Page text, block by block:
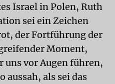
Israel in Polen, Ruth
sei ein Zeichen
der Fortführung der
Moment,
uns vor Augen führen,
aussah, als sei das